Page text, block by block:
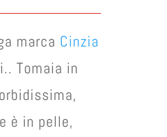
marca Cinzia
Tomaia in
è in pelle,